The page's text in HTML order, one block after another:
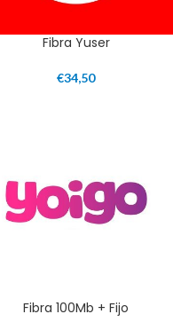
Fibra Yuser
€34,50
Fibra 100Mb + Fijo